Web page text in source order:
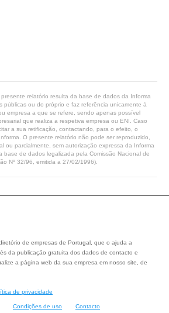
relatório resulta da base de dados da Informa
públicas ou do próprio e faz referência unicamente à
empresa a que se refere, sendo apenas possível
que realiza a respetiva empresa ou ENI. Caso
a sua retificação, contactando, para o efeito, o
O presente relatório não pode ser reproduzido,
ou parcialmente, sem autorização expressa da Informa
base de dados legalizada pela Comissão Nacional de
Nº 32/96, emitida a 27/02/1996).
de empresas de Portugal, que o ajuda a
da publicação gratuita dos dados de contacto e
a página web da sua empresa em nosso site, de
de privacidade
Condições de uso Contacto